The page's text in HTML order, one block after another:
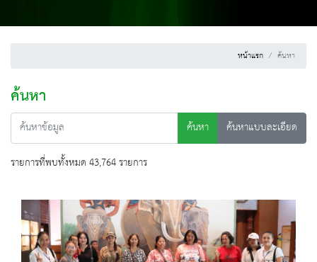
หน้าแรก ค้นหา
ค้นหา
ค้นหา
ค้นหาแบบละเอียด
รายการที่พบทั้งหมด 43,764 รายการ